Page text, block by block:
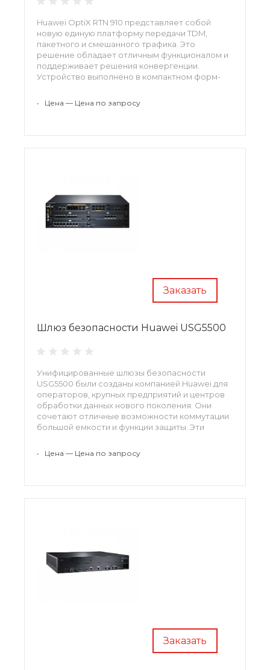
Huawei OptiX RTN 910 представляет собой
новую единую платформу передачи TDM,
пакетного и смешанного трафика. Это
решение обладает отличным функционалом и
поддерживает решения конвергенции.
Устройство выполнено в компактном форм-
• Цена — Цена по запросу
Заказать
Шлюз безопасности Huawei USG5500
Унифицированные шлюзы безопасности
USG5500 были созданы компанией Huawei для
операторов, крупных предприятий и центров
обработки данных нового поколения. Они
сочетают отличные возможности коммутации
большой емкости и функции защиты. Эти
инфраструктуры.
• Цена — Цена по запросу
Заказать